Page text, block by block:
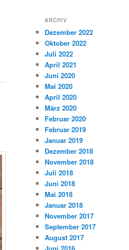
ARCHIV
Dezember 2022
Oktober 2022
Juli 2022
April 2021
Juni 2020
Mai 2020
April 2020
März 2020
Februar 2020
Februar 2019
Januar 2019
Dezember 2018
November 2018
Juli 2018
Juni 2018
Mai 2018
Januar 2018
November 2017
September 2017
August 2017